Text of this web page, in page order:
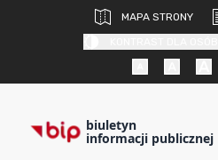
MAPA STRONY
biuletyn
informacji publicznej